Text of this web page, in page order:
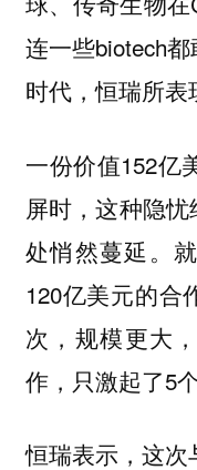
连一些biotech
时代，恒瑞所表
一份价值152亿
屏时，这种隐
处悄然蔓延。
120亿美元的合
次，规模更大
作，只激起了5
恒瑞表示，这